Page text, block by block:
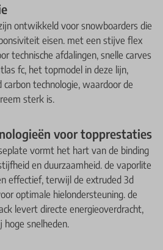
ontwikkeld voor snowboarders die
eisen. met een stijve flex
technische afdalingen, snelle carves
fc, het topmodel in deze lijn,
technologie, waardoor de
sterk is.
voor topprestaties
vormt het hart van de binding
en duurzaamheid. de vaporlite
effectief, terwijl de extruded 3d
optimale hielondersteuning. de
levert directe energieoverdracht,
snelheden.